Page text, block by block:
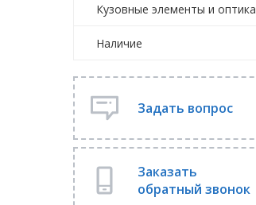
Кузовные элементы и оптика
Наличие
Задать вопрос
Заказать
обратный звонок